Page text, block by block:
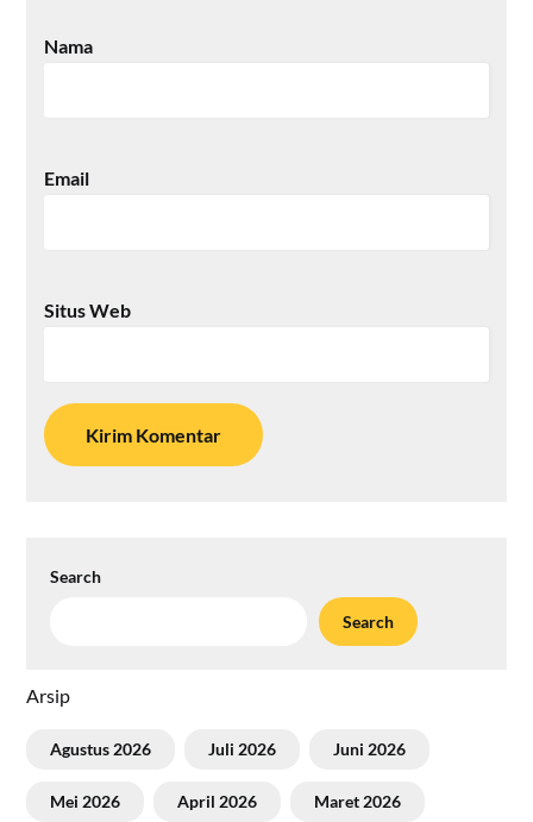
Nama
Email
Situs Web
Search
Search
Arsip
Agustus 2026 Juli 2026 Juni 2026
Mei 2026 April 2026 Maret 2026